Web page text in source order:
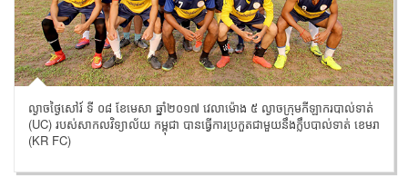
ល្ងាចថ្ងៃសៅរ៍ ទី ០៨ ខែមេសា ឆ្នាំ២០១៧ វេលាម៉ោង ៥ ល្ងាចក្រុមកីឡាករបាល់ទាត់
(UC) របស់សាកលវិទ្យាល័យ កម្ពុជា បានធ្វើការប្រកួតជាមួយនឹងក្លឹបបាល់ទាត់ ខេមរា
(KR FC)